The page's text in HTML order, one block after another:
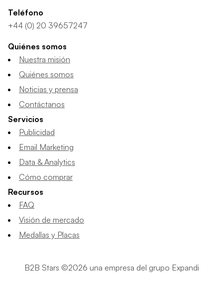
Teléfono
+44 (0) 20 39657247
Quiénes somos
Nuestra misión
Quiénes somos
Noticias y prensa
Contáctanos
Servicios
Publicidad
Email Marketing
Data & Analytics
Cómo comprar
Recursos
FAQ
Visión de mercado
Medallas y Placas
B2B Stars ©2026 una empresa del grupo Expandi